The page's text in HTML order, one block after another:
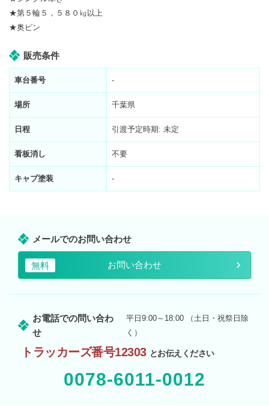
★第５輪５，５８０㎏以上
★奥ピン
販売条件
車台番号 -
場所 千葉県
日程 引渡予定時期: 未定
看板消し 不要
キャブ塗装 -
メールでのお問い合わせ
無料 お問い合わせ
お電話での問い合わ
せ
平日9:00～18:00 （土日・祝祭日除
く）
トラッカーズ番号12303 とお伝えください
0078-6011-0012